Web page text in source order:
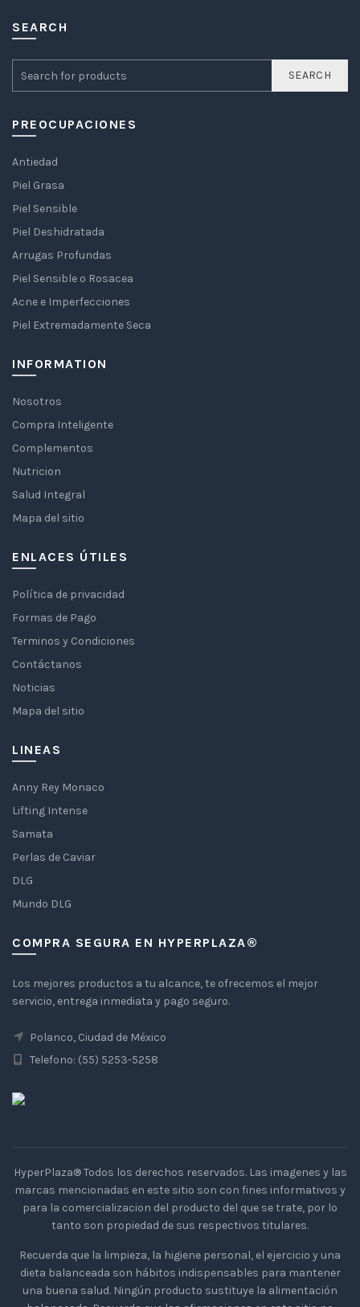
SEARCH
SEARCH
PREOCUPACIONES
Antiedad
Piel Grasa
Piel Sensible
Piel Deshidratada
Arrugas Profundas
Piel Sensible o Rosacea
Acne e Imperfecciones
Piel Extremadamente Seca
INFORMATION
Nosotros
Compra Inteligente
Complementos
Nutricion
Salud Integral
Mapa del sitio
ENLACES ÚTILES
Política de privacidad
Formas de Pago
Terminos y Condiciones
Contáctanos
Noticias
Mapa del sitio
LINEAS
Anny Rey Monaco
Lifting Intense
Samata
Perlas de Caviar
DLG
Mundo DLG
COMPRA SEGURA EN HYPERPLAZA®
Los mejores productos a tu alcance, te ofrecemos el mejor
servicio, entrega inmediata y pago seguro.
Polanco, Ciudad de México
Telefono: (55) 5253-5258
HyperPlaza® Todos los derechos reservados. Las imagenes y las
marcas mencionadas en este sitio son con fines informativos y
para la comercializacion del producto del que se trate, por lo
tanto son propiedad de sus respectivos titulares.
Recuerda que la limpieza, la higiene personal, el ejercicio y una
dieta balanceada son hábitos indispensables para mantener
una buena salud. Ningún producto sustituye la alimentación